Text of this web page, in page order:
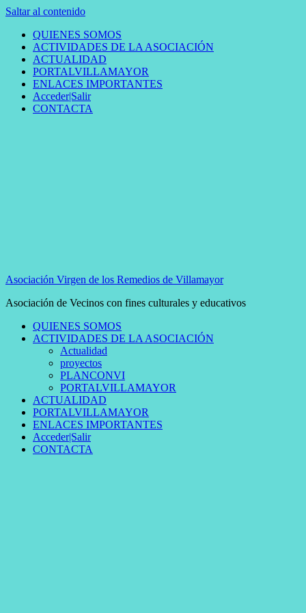
Saltar al contenido
QUIENES SOMOS
ACTIVIDADES DE LA ASOCIACIÓN
ACTUALIDAD
PORTALVILLAMAYOR
ENLACES IMPORTANTES
Acceder|Salir
CONTACTA
Asociación Virgen de los Remedios de Villamayor
Asociación de Vecinos con fines culturales y educativos
QUIENES SOMOS
ACTIVIDADES DE LA ASOCIACIÓN
Actualidad
proyectos
PLANCONVI
PORTALVILLAMAYOR
ACTUALIDAD
PORTALVILLAMAYOR
ENLACES IMPORTANTES
Acceder|Salir
CONTACTA